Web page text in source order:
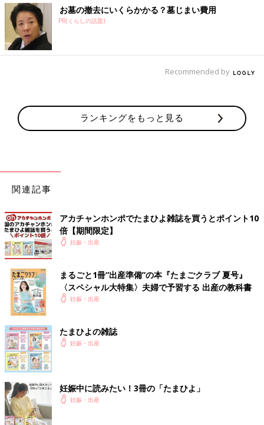
お墓の撤去にいくらかかる？墓じまい費用
PR(くらしの話題)
Recommended by
ランキングをもっと見る
関連記事
アカチャンホンポでたまひよ雑誌を買うとポイント10
倍【期間限定】
妊娠・出産
まるごと1冊“出産準備”の本『たまごクラブ 夏号』
〈スペシャル大特集〉夫婦で予習する 出産の教科書
妊娠・出産
たまひよの雑誌
妊娠・出産
妊娠中に読みたい！3冊の「たまひよ」
妊娠・出産